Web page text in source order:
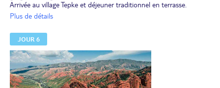
Arrivée au village Tepke et déjeuner traditionnel en terrasse.
Après le repas, visite de la ferme avec un membre de la famille.
Plus de détails
JOUR 6